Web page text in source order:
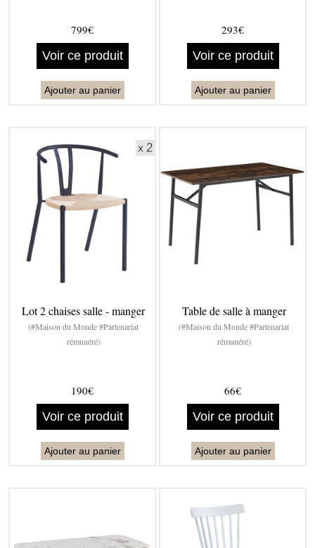
799€
Voir ce produit
Ajouter au panier
293€
Voir ce produit
Ajouter au panier
Lot 2 chaises salle - manger
(#Maison du Monde #Partenariat
rémunéré)
190€
Voir ce produit
Ajouter au panier
Table de salle à manger
(#Maison du Monde #Partenariat
rémunéré)
66€
Voir ce produit
Ajouter au panier